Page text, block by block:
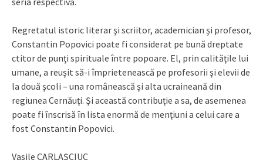
Regretatul istoric literar şi scriitor, academician şi profesor,
Constantin Popovici poate fi considerat pe bună dreptate
ctitor de punţi spirituale între popoare. El, prin calităţile lui
umane, a reuşit să-i împrietenească pe profesorii şi elevii de
la două şcoli – una românească şi alta ucraineană din
regiunea Cernăuţi. Şi această contribuţie a sa, de asemenea
poate fi înscrisă în lista enormă de menţiuni a celui care a
fost Constantin Popovici.
Vasile CARLAȘCIUC